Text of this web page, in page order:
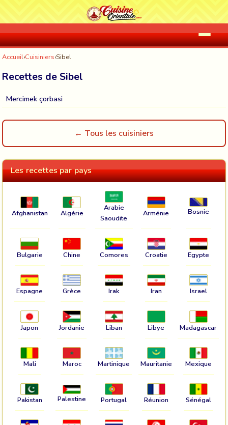
Accueil›Cuisiniers›Sibel
Recettes de Sibel
Mercimek çorbasi
← Tous les cuisiniers
Les recettes par pays
Afghanistan Algérie
Arabie
Saoudite
Arménie Bosnie
Bulgarie Chine Comores Croatie Egypte
Espagne Grèce Irak Iran Israel
Japon Jordanie Liban Libye Madagascar
Mali Maroc Martinique Mauritanie Mexique
Pakistan Palestine Portugal Réunion Sénégal